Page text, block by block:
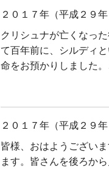
２０１７年（平成２９
クリシュナが亡くなっ
て百年前に、シルディ
命をお預かりしました
２０１７年（平成２９
皆様、おはようござい
ます。皆さんを後ろか